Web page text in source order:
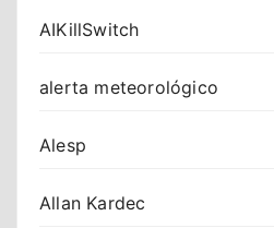
AIKillSwitch
alerta meteorológico
Alesp
Allan Kardec